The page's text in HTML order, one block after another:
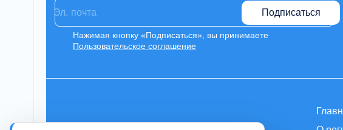
Подписаться
Нажимая кнопку «Подписаться», вы принимаете
Пользовательское соглашение